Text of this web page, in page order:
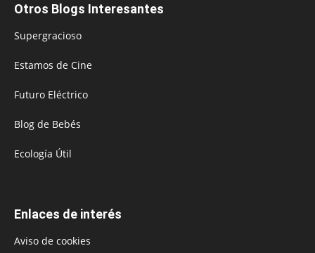
Otros Blogs Interesantes
Supergracioso
Estamos de Cine
Futuro Eléctrico
Blog de Bebés
Ecología Útil
Enlaces de interés
Aviso de cookies